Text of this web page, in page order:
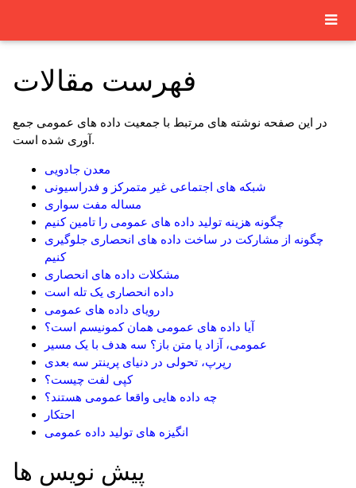
فهرست مقالات
در این صفحه نوشته های مرتبط با جمعیت داده های عمومی جمع
آوری شده است.
معدن جادویی
شبکه های اجتماعی غیر متمرکز و فدراسیونی
مساله مفت سواری
چگونه هزینه تولید داده های عمومی را تامین کنیم
چگونه از مشارکت در ساخت داده های انحصاری جلوگیری
کنیم
مشکلات داده های انحصاری
داده انحصاری یک تله است
رویای داده های عمومی
آیا داده های عمومی همان کمونیسم است؟
عمومی، آزاد یا متن باز؟ سه هدف با یک مسیر
رپرپ، تحولی در دنیای پرینتر سه بعدی
کپی لفت چیست؟
چه داده هایی واقعا عمومی هستند؟
احتکار
انگیزه های تولید داده عمومی
پیش نویس ها